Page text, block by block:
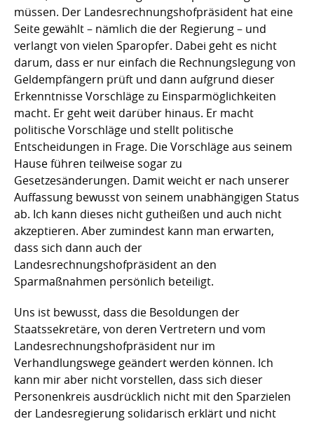
müssen. Der Landesrechnungshofpräsident hat eine
Seite gewählt – nämlich die der Regierung – und
verlangt von vielen Sparopfer. Dabei geht es nicht
darum, dass er nur einfach die Rechnungslegung von
Geldempfängern prüft und dann aufgrund dieser
Erkenntnisse Vorschläge zu Einsparmöglichkeiten
macht. Er geht weit darüber hinaus. Er macht
politische Vorschläge und stellt politische
Entscheidungen in Frage. Die Vorschläge aus seinem
Hause führen teilweise sogar zu
Gesetzesänderungen. Damit weicht er nach unserer
Auffassung bewusst von seinem unabhängigen Status
ab. Ich kann dieses nicht gutheißen und auch nicht
akzeptieren. Aber zumindest kann man erwarten,
dass sich dann auch der
Landesrechnungshofpräsident an den
Sparmaßnahmen persönlich beteiligt.
Uns ist bewusst, dass die Besoldungen der
Staatssekretäre, von deren Vertretern und vom
Landesrechnungshofpräsident nur im
Verhandlungswege geändert werden können. Ich
kann mir aber nicht vorstellen, dass sich dieser
Personenkreis ausdrücklich nicht mit den Sparzielen
der Landesregierung solidarisch erklärt und nicht